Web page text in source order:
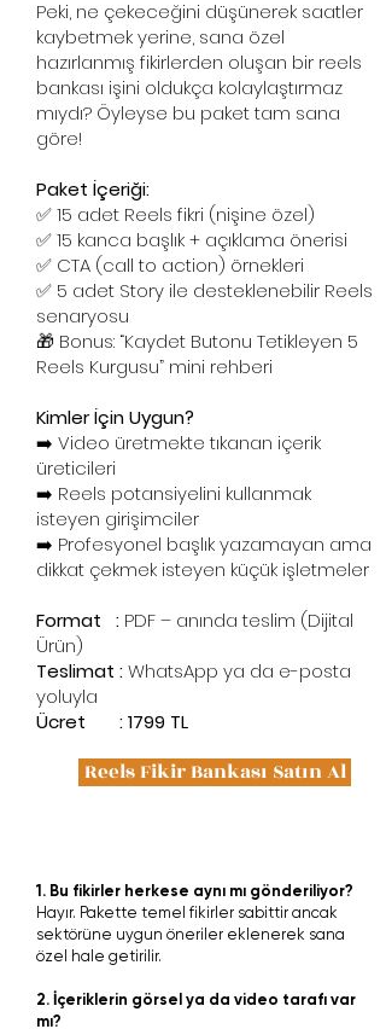
Peki, ne çekeceğini düşünerek saatler
kaybetmek yerine, sana özel
hazırlanmış fikirlerden oluşan bir reels
bankası işini oldukça kolaylaştırmaz
mıydı? Öyleyse bu paket tam sana
göre!
Paket İçeriği:
✅ 15 adet Reels fikri (nişine özel)
✅ 15 kanca başlık + açıklama önerisi
✅ CTA (call to action) örnekleri
✅ 5 adet Story ile desteklenebilir Reels
senaryosu
🎁 Bonus: “Kaydet Butonu Tetikleyen 5
Reels Kurgusu” mini rehberi
Kimler İçin Uygun?
➡️ Video üretmekte tıkanan içerik
üreticileri
➡️ Reels potansiyelini kullanmak
isteyen girişimciler
➡️ Profesyonel başlık yazamayan ama
dikkat çekmek isteyen küçük işletmeler
Format : PDF – anında teslim (Dijital
Ürün)
Teslimat :WhatsApp ya da e-posta
yoluyla
Ücret : 1799 TL
Reels Fikir Bankası Satın Al
1. Bu fikirler herkese aynı mı gönderiliyor?
Hayır. Pakette temel fikirler sabittir ancak
sektörüne uygun öneriler eklenerek sana
özel hale getirilir.
2. İçeriklerin görsel ya da video tarafı var
mı?